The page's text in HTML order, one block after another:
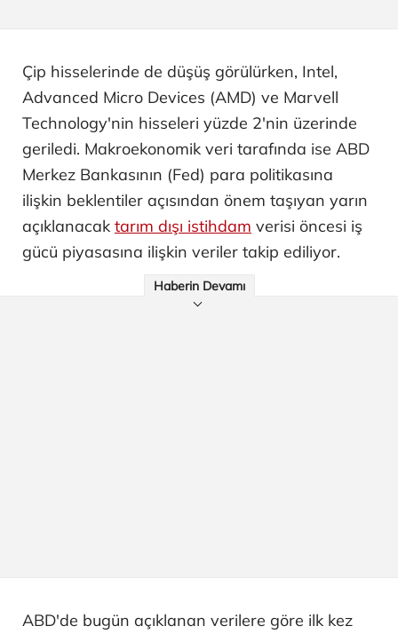
Çip hisselerinde de düşüş görülürken, Intel,
Advanced Micro Devices (AMD) ve Marvell
Technology'nin hisseleri yüzde 2'nin üzerinde
geriledi. Makroekonomik veri tarafında ise ABD
Merkez Bankasının (Fed) para politikasına
ilişkin beklentiler açısından önem taşıyan yarın
açıklanacak tarım dışı istihdam verisi öncesi iş
gücü piyasasına ilişkin veriler takip ediliyor.
Haberin Devamı
ABD'de bugün açıklanan verilere göre ilk kez